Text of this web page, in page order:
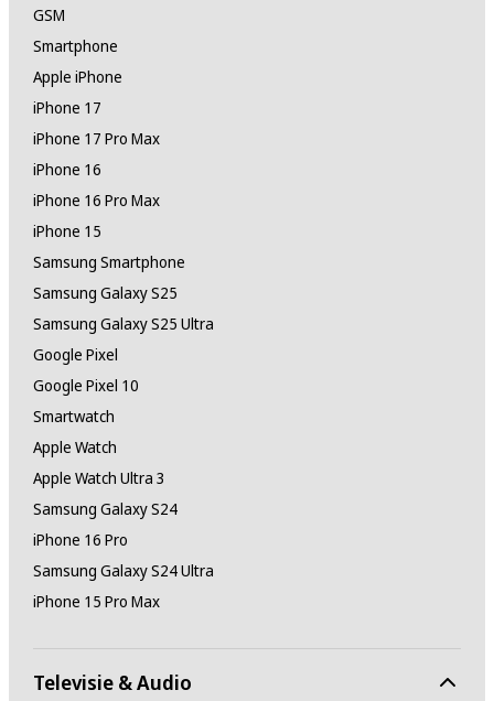
GSM
Smartphone
Apple iPhone
iPhone 17
iPhone 17 Pro Max
iPhone 16
iPhone 16 Pro Max
iPhone 15
Samsung Smartphone
Samsung Galaxy S25
Samsung Galaxy S25 Ultra
Google Pixel
Google Pixel 10
Smartwatch
Apple Watch
Apple Watch Ultra 3
Samsung Galaxy S24
iPhone 16 Pro
Samsung Galaxy S24 Ultra
iPhone 15 Pro Max
Televisie & Audio